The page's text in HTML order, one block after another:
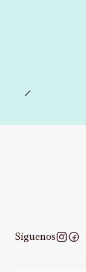
Síguenos